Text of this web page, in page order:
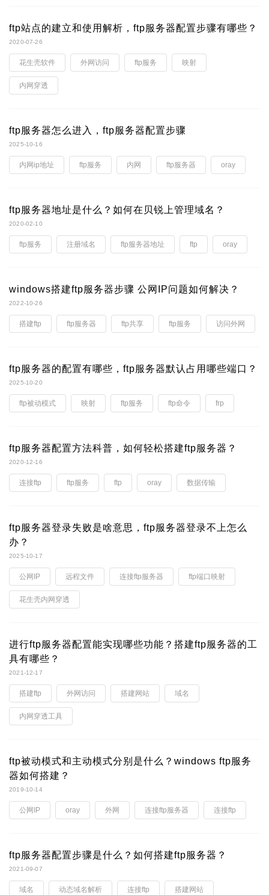
ftp站点的建立和使用解析，ftp服务器配置步骤有哪些？
2020-07-26
花生壳软件 外网访问 ftp服务 映射
内网穿透
ftp服务器怎么进入，ftp服务器配置步骤
2025-10-16
内网ip地址 ftp服务 内网 ftp服务器 oray
ftp服务器地址是什么？如何在贝锐上管理域名？
2020-02-10
ftp服务 注册域名 ftp服务器地址 ftp oray
windows搭建ftp服务器步骤 公网IP问题如何解决？
2022-10-26
搭建ftp ftp服务器 ftp共享 ftp服务 访问外网
ftp服务器的配置有哪些，ftp服务器默认占用哪些端口？
2025-10-20
ftp被动模式 映射 ftp服务 ftp命令 frp
ftp服务器配置方法科普，如何轻松搭建ftp服务器？
2020-12-16
连接ftp ftp服务 ftp oray 数据传输
ftp服务器登录失败是啥意思，ftp服务器登录不上怎么
办？
2025-10-17
公网IP 远程文件 连接ftp服务器 ftp端口映射
花生壳内网穿透
进行ftp服务器配置能实现哪些功能？搭建ftp服务器的工
具有哪些？
2021-12-17
搭建ftp 外网访问 搭建网站 域名
内网穿透工具
ftp被动模式和主动模式分别是什么？windows ftp服务
器如何搭建？
2019-10-14
公网IP oray 外网 连接ftp服务器 连接ftp
ftp服务器配置步骤是什么？如何搭建ftp服务器？
2021-09-07
域名 动态域名解析 连接ftp 搭建网站